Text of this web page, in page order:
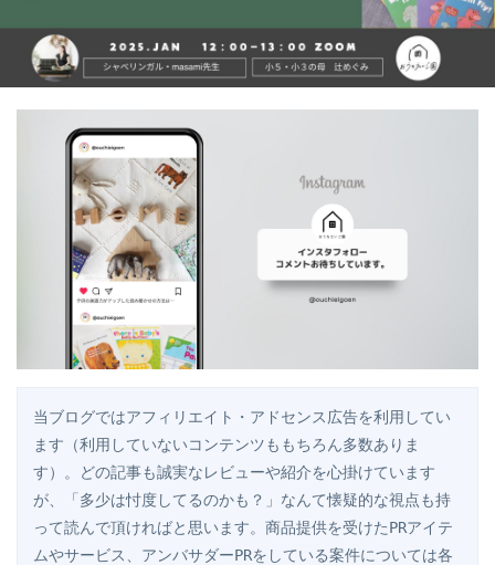
当ブログではアフィリエイト・アドセンス広告を利用してい
ます（利用していないコンテンツももちろん多数ありま
す）。どの記事も誠実なレビューや紹介を心掛けています
が、「多少は忖度してるのかも？」なんて懐疑的な視点も持
って読んで頂ければと思います。商品提供を受けたPRアイテ
ムやサービス、アンバサダーPRをしている案件については各